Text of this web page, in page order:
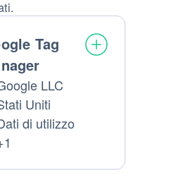
Tag
LLC
del trattamento:
Uniti
Personali trattati:
di utilizzo